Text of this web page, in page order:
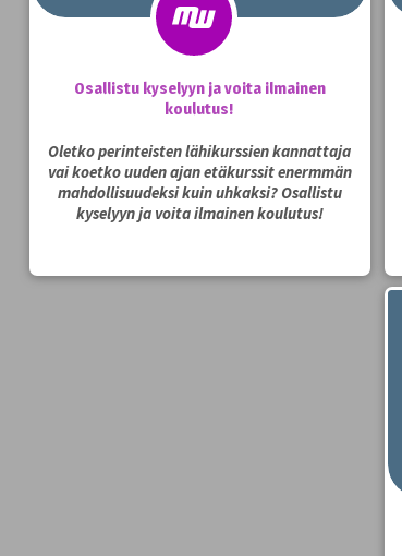
Osallistu kyselyyn ja voita ilmainen
koulutus!
Oletko perinteisten lähikurssien kannattaja
vai koetko uuden ajan etäkurssit enermmän
mahdollisuudeksi kuin uhkaksi? Osallistu
kyselyyn ja voita ilmainen koulutus!